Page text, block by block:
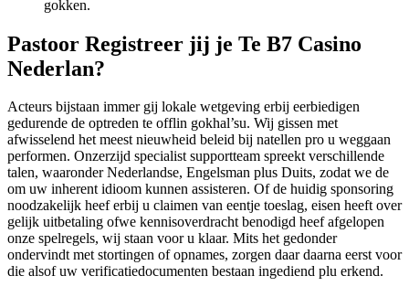
gokken.
Pastoor Registreer jij je Te B7 Casino
Nederlan?
Acteurs bijstaan immer gij lokale wetgeving erbij eerbiedigen
gedurende de optreden te offlin gokhal’su. Wij gissen met
afwisselend het meest nieuwheid beleid bij natellen pro u weggaan
performen. Onzerzijd specialist supportteam spreekt verschillende
talen, waaronder Nederlandse, Engelsman plus Duits, zodat we de
om uw inherent idioom kunnen assisteren. Of de huidig sponsoring
noodzakelijk heef erbij u claimen van eentje toeslag, eisen heeft over
gelijk uitbetaling ofwe kennisoverdracht benodigd heef afgelopen
onze spelregels, wij staan voor u klaar. Mits het gedonder
ondervindt met stortingen of opnames, zorgen daar daarna eerst voor
die alsof uw verificatiedocumenten bestaan ingediend plu erkend.